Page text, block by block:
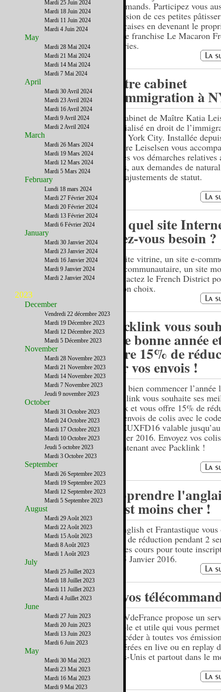
gourmands. Participez vous
diffusion de ces petites
françaises en devenant le
d’une franchise Le Macaron
Pastries.
Votre cabinet
d'immigration à
Le cabinet de Maître Katia
spécialisé en droit de
New York City. Installée
Maître Leiselsen vous
toutes vos démarches relatives
visas, aux demandes de
et d’ajustements de statut.
De quel site
avez-vous besoin ?
Un site vitrine, un site e-
site communautaire, un site
Contactez le French District
le bon choix.
Packlink vous
une bonne année
offre 15% de
sur vos envois !
Pour bien commencer l’année
Packlink vous souhaite ses
vœux et vous offre 15% de
vos envois de colis avec le code
VOEUXFD16 valable
janvier 2016. Envoyez vos
maintenant avec Packlink !
Apprendre
c'est moins cher !
Gymglish et Frantastique
20% de réduction pendant 2
sur les cours pour toute
le 15 Janvier 2016.
A vos
LaTVdeFrance propose un
simple et utile qui vous permet
d’accéder à toutes vos
préférées en live ou en replay
Etats-Unis et partout dans le
Mardi 25 Juin 2024
Mardi 18 Juin 2024
Mardi 11 Juin 2024
Mardi 4 Juin 2024
May
Mardi 28 Mai 2024
Mardi 21 Mai 2024
Mardi 14 Mai 2024
Mardi 7 Mai 2024
April
Mardi 30 Avril 2024
Mardi 23 Avril 2024
Mardi 16 Avril 2024
Mardi 9 Avril 2024
Mardi 2 Avril 2024
March
Mardi 26 Mars 2024
Mardi 19 Mars 2024
Mardi 12 Mars 2024
Mardi 5 Mars 2024
February
Lundi 18 mars 2024
Mardi 27 Février 2024
Mardi 20 Février 2024
Mardi 13 Février 2024
Mardi 6 Février 2024
January
Mardi 30 Janvier 2024
Mardi 23 Janvier 2024
Mardi 16 Janvier 2024
Mardi 9 Janvier 2024
Mardi 2 Janvier 2024
2023
December
Vendredi 22 décembre 2023
Mardi 19 Décembre 2023
Mardi 12 Décembre 2023
Mardi 5 Décembre 2023
November
Mardi 28 Novembre 2023
Mardi 21 Novembre 2023
Mardi 14 Novembre 2023
Mardi 7 Novembre 2023
Jeudi 9 novembre 2023
October
Mardi 31 Octobre 2023
Mardi 24 Octobre 2023
Mardi 17 Octobre 2023
Mardi 10 Octobre 2023
Jeudi 5 octobre 2023
Mardi 3 Octobre 2023
September
Mardi 26 Septembre 2023
Mardi 19 Septembre 2023
Mardi 12 Septembre 2023
Mardi 5 Septembre 2023
August
Mardi 29 Août 2023
Mardi 22 Août 2023
Mardi 15 Août 2023
Mardi 8 Août 2023
Mardi 1 Août 2023
July
Mardi 25 Juillet 2023
Mardi 18 Juillet 2023
Mardi 11 Juillet 2023
Mardi 4 Juillet 2023
June
Mardi 27 Juin 2023
Mardi 20 Juin 2023
Mardi 13 Juin 2023
Mardi 6 Juin 2023
May
Mardi 30 Mai 2023
Mardi 23 Mai 2023
Mardi 16 Mai 2023
Mardi 9 Mai 2023